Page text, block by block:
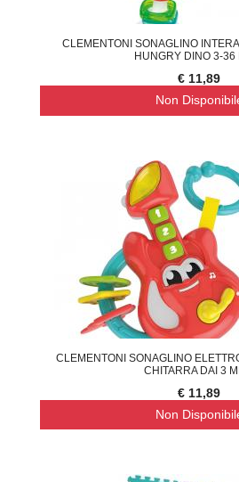
CLEMENTONI SONAGLINO
HUNGRY DINO 3-36
€ 11,89
Non
CLEMENTONI SONAGLINO
CHITARRA DAI 3
€ 11,89
Non